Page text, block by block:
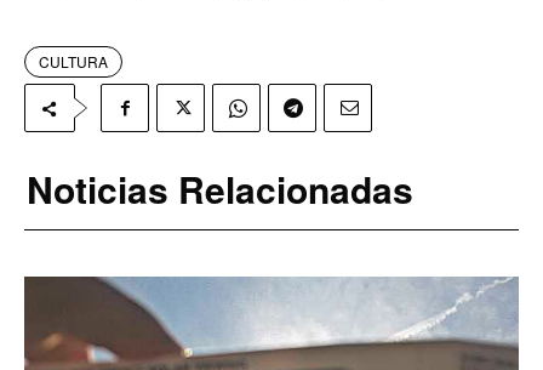
CULTURA
Noticias Relacionadas